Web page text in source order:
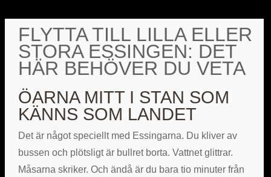
FLYTTA TILL LILLA ELLER
STORA ESSINGEN: DET
HÄR BEHÖVER DU VETA
ÖARNA MITT I STAN SOM
KÄNNS SOM LANDET
Det är något speciellt med Essingarna. Du kliver av
bussen och plötsligt är bullret borta. Vattnet glittrar.
Måsarna skriker. Och ändå är du bara tio minuter från